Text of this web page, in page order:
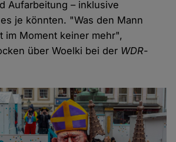
Aufarbeitung – inklusive
je könnten. "Was den Mann
im Moment keiner mehr",
über Woelki bei der WDR-